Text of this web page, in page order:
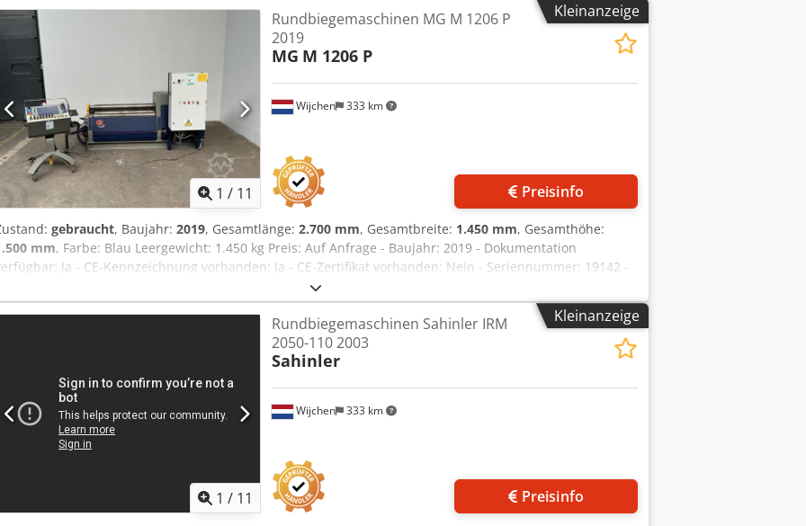
Kleinanzeige
1 / 11
Wijchen 333 km
Rundbiegemaschinen MG M 1206 P
2019
MG M 1206 P
Preisinfo
gebraucht, Baujahr: 2019, Gesamtlänge: 2.700 mm, Gesamtbreite: 1.450 mm, Gesamthöhe:
mm, Farbe: Blau Leergewicht: 1.450 kg Preis: Auf Anfrage - Baujahr: 2019 - Dokumentation
Ja - CE-Kennzeichnung vorhanden: Ja - CE-Zertifikat vorhanden: Nein - Seriennummer: 19142 -
Ansteuerung: CNC - Antrieb: Hydraulisch - Anzahl der Rollen [Stk.]: 4 - Anzahl angetriebener Walzen [Stk.]:
- Leistung [kW]: 4.0 - Max. Blechdicke [mm]: 6 - Max. Vorbiegedicke [mm]: 4 - Max. Arbeitsbreite [mm]:
1250 Credpeztcpfofx Alxjf - Durchmesser der Oberwalze [mm]: 120 - Durchmesser der Unterwalzen [mm]:
140 - Optionen: Digitale Anzeige, Kegelbiegen - Transportmaße: 2700mm x 1450mm x 1500mm (l x b x h) -
Transportgewicht [kg]: 1450kg - Transportpakete [Stk.]: 1 Finanzielle Informationen Mehrwertsteuer: Der
angegebene Preis versteht sich zzgl. Mehrwertsteuer Mehrwertsteuer/Differenzbesteuerung:
Mehrwertsteuer abzugsfähig für Unternehmer Lieferung und Inzahlungnahme jederzeit möglich für alles
aus dem Industriebereich Lukas van Rossum
Kleinanzeige
1 / 11
Wijchen 333 km
Rundbiegemaschinen Sahinler IRM
2050-110 2003
Sahinler
Preisinfo